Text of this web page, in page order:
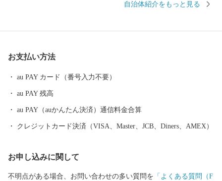
しい逸品も自慢です。 また、最上川舟運によって伝えられた上方
も目白押しです。 そんな山形県への旅を一層豊かなものにするの
が温泉です。山形県は、全ての市町村に温泉が湧出し、山や渓谷
海沿いの温泉など、様々なタイプの温泉を楽しむことができま
す。 ふるさと納税を機に山形へお越しいただき、旬の味覚、歴史
や文化、自然をお楽しみください。
自治体紹介をもっと見る
お支払い方法
au PAY カード（番号入力不要）
au PAY 残高
au PAY（auかんたん決済）通信料金合算
クレジットカード決済（VISA、Master、JCB、Diners、AMEX）
お申し込みに関して
不明点がある場合、お問い合わせの多い質問を 「よくある質問（F